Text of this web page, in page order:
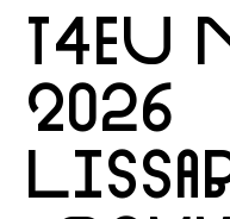
T4EU
2026